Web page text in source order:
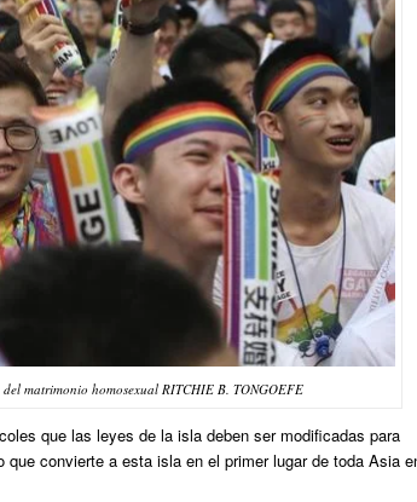
matrimonio homosexual RITCHIE B. TONGOEFE
que las leyes de la isla deben ser modificadas para
que convierte a esta isla en el primer lugar de toda Asia